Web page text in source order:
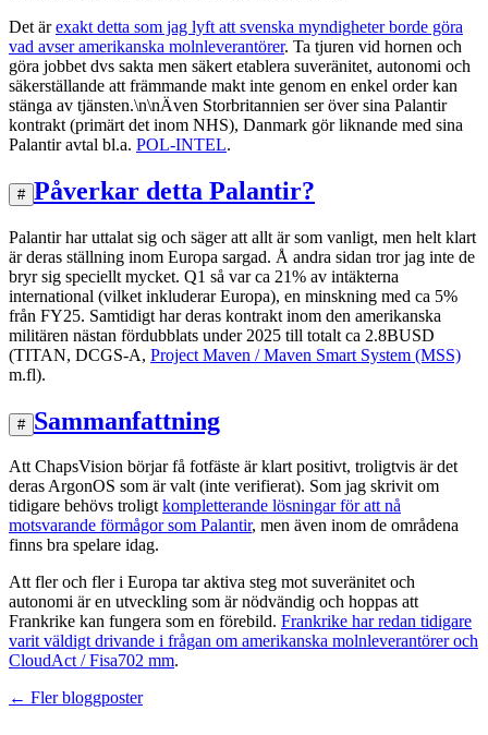
Det ärexakt detta som jag lyft att svenska myndigheter borde göra
vad avser amerikanska molnleverantörer. Ta tjuren vid hornen och
göra jobbet dvs sakta men säkert etablera suveränitet, autonomi och
säkerställande att främmande makt inte genom en enkel order kan
stänga av tjänsten.\n\nÄven Storbritannien ser över sina Palantir
kontrakt (primärt det inom NHS), Danmark gör liknande med sina
Palantir avtal bl.a. POL-INTEL.
# Påverkar detta Palantir?
Palantir har uttalat sig och säger att allt är som vanligt, men helt klart
är deras ställning inom Europa sargad. Å andra sidan tror jag inte de
bryr sig speciellt mycket. Q1 så var ca 21% av intäkterna
international (vilket inkluderar Europa), en minskning med ca 5%
från FY25. Samtidigt har deras kontrakt inom den amerikanska
militären nästan fördubblats under 2025 till totalt ca 2.8BUSD
(TITAN, DCGS-A, Project Maven / Maven Smart System (MSS)
m.fl).
# Sammanfattning
Att ChapsVision börjar få fotfäste är klart positivt, troligtvis är det
deras ArgonOS som är valt (inte verifierat). Som jag skrivit om
tidigare behövs troligtkompletterande lösningar för att nå
motsvarande förmågor som Palantir, men även inom de områdena
finns bra spelare idag.
Att fler och fler i Europa tar aktiva steg mot suveränitet och
autonomi är en utveckling som är nödvändig och hoppas att
Frankrike kan fungera som en förebild. Frankrike har redan tidigare
varit väldigt drivande i frågan om amerikanska molnleverantörer och
CloudAct / Fisa702 mm.
← Fler bloggposter